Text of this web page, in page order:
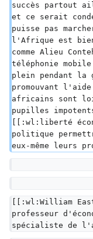
succès partout
et ce serait
puisse pas
l'Afrique est
comme Alieu
téléphonie mobile
plein pendant la
promouvant l'aide
africains sont
pupilles
[[:wl:liberté
politique
eux-même leurs
[[:wl:William
professeur
spécialiste de